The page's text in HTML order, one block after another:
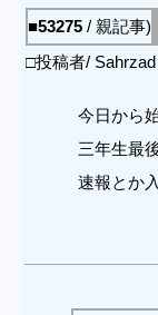
■53275 / 親記事)
□投稿者/
今日から
三年生最
速報とか